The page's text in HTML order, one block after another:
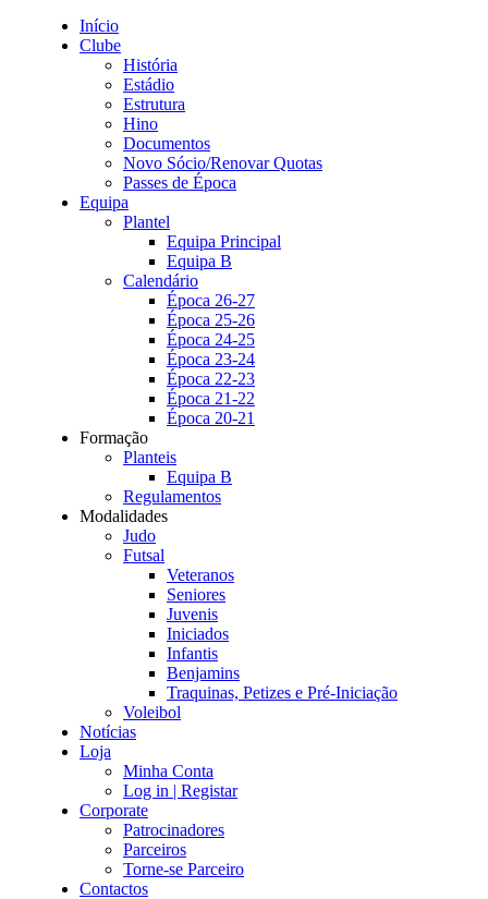
Início
Clube
História
Estádio
Estrutura
Hino
Documentos
Novo Sócio/Renovar Quotas
Passes de Época
Equipa
Plantel
Equipa Principal
Equipa B
Calendário
Época 26-27
Época 25-26
Época 24-25
Época 23-24
Época 22-23
Época 21-22
Época 20-21
Formação
Planteis
Equipa B
Regulamentos
Modalidades
Judo
Futsal
Veteranos
Seniores
Juvenis
Iniciados
Infantis
Benjamins
Traquinas, Petizes e Pré-Iniciação
Voleibol
Notícias
Loja
Minha Conta
Log in | Registar
Corporate
Patrocinadores
Parceiros
Torne-se Parceiro
Contactos